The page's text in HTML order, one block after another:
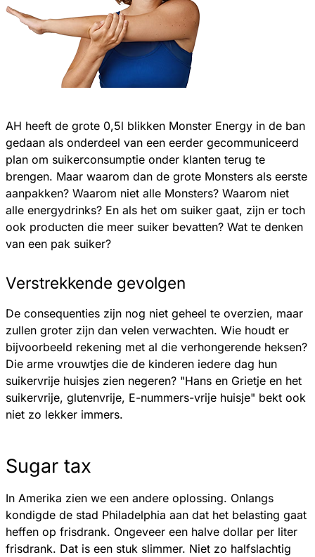
AH heeft de grote 0,5l blikken Monster Energy in de ban
gedaan als onderdeel van een eerder gecommuniceerd
plan om suikerconsumptie onder klanten terug te
brengen. Maar waarom dan de grote Monsters als eerste
aanpakken? Waarom niet alle Monsters? Waarom niet
alle energydrinks? En als het om suiker gaat, zijn er toch
ook producten die meer suiker bevatten? Wat te denken
van een pak suiker?
Verstrekkende gevolgen
De consequenties zijn nog niet geheel te overzien, maar
zullen groter zijn dan velen verwachten. Wie houdt er
bijvoorbeeld rekening met al die verhongerende heksen?
Die arme vrouwtjes die de kinderen iedere dag hun
suikervrije huisjes zien negeren? "Hans en Grietje en het
suikervrije, glutenvrije, E-nummers-vrije huisje" bekt ook
niet zo lekker immers.
Sugar tax
In Amerika zien we een andere oplossing. Onlangs
kondigde de stad Philadelphia aan dat het belasting gaat
heffen op frisdrank. Ongeveer een halve dollar per liter
frisdrank. Dat is een stuk slimmer. Niet zo halfslachtig